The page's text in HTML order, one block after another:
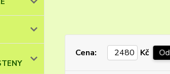
Cena: Kč Od